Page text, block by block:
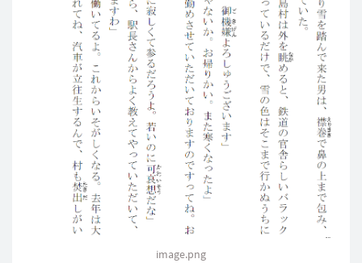
image.png